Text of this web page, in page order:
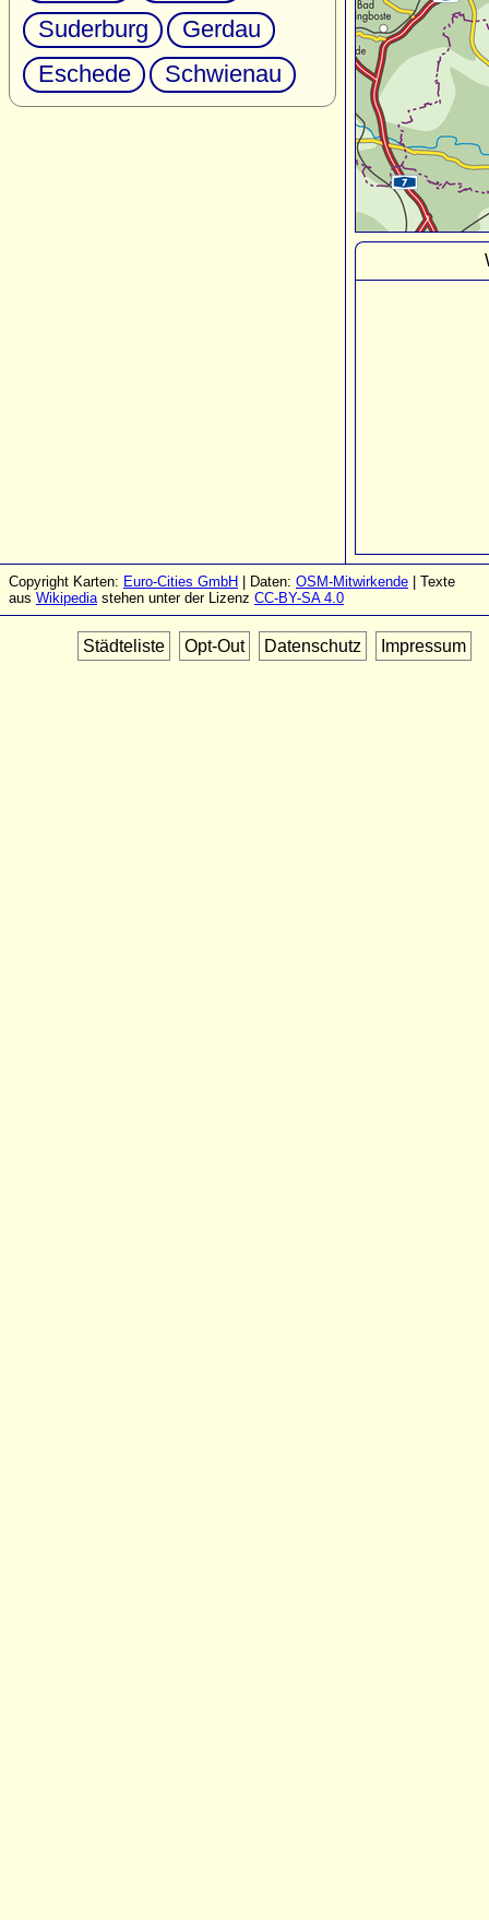
Suderburg
Gerdau
Eschede
Schwienau
Copyright Karten: Euro-Cities GmbH | Daten: OSM-Mitwirkende | Texte
aus Wikipediastehen unter der Lizenz CC-BY-SA 4.0
Städteliste Opt-Out Datenschutz Impressum